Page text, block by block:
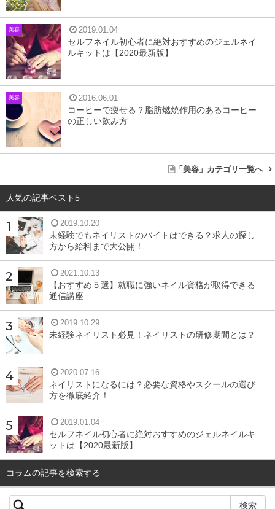
ネイビーアイライナーの効果
知的なイメージになる
ネイビーは青ほど鮮やかでなく、落ち着いた印象のカラ
ーです。深みのある色なので、大人っぽく、知的に見せて
くれる効果があります。
大人っぽい顔立ちの人にはもちろん似合いますが、童顔
で子供っぽく見られがちな人であれば大人可愛さを演出で
きるので、どんなタイプの人にもおすすめです。
目元をほどよく引き締めてくれる
ネイビーは、黒いアイライナーよりもソフトな色です。漆
黒のアイライナーは目元をしっかり引き締める効果があり
ますが、実は目元を引き締めすぎると、きつい印象になっ
美容 2019.01.04
セルフネイル初心者に絶対おすすめのジェルネイ
ルキットは【2020最新版】
美容 2016.06.01
コーヒーで痩せる？脂肪燃焼作用のあるコーヒー
の正しい飲み方
「美容」カテゴリ一覧へ
人気の記事ベスト5
2019.10.20
未経験でもネイリストのバイトはできる？求人の探し
方から給料まで大公開！
2021.10.13
【おすすめ５選】就職に強いネイル資格が取得できる
通信講座
2019.10.29
未経験ネイリスト必見！ネイリストの研修期間とは？
2020.07.16
ネイリストになるには？必要な資格やスクールの選び
方を徹底紹介！
2019.01.04
セルフネイル初心者に絶対おすすめのジェルネイルキ
ットは【2020最新版】
コラムの記事を検索する